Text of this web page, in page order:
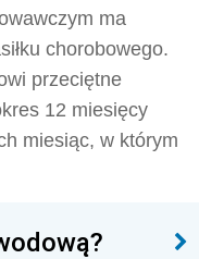
ma
chorobowego.
przeciętne
12 miesięcy
miesiąc, w którym